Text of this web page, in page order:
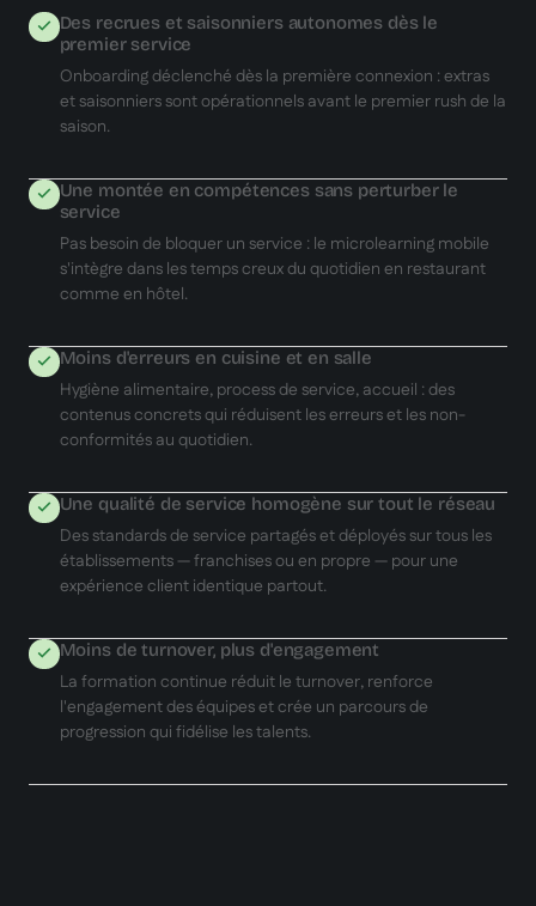
Des recrues et saisonniers autonomes dès le
premier service
Onboarding déclenché dès la première connexion : extras
et saisonniers sont opérationnels avant le premier rush de la
saison.
Une montée en compétences sans perturber le
service
Pas besoin de bloquer un service : le microlearning mobile
s'intègre dans les temps creux du quotidien en restaurant
comme en hôtel.
Moins d'erreurs en cuisine et en salle
Hygiène alimentaire, process de service, accueil : des
contenus concrets qui réduisent les erreurs et les non-
conformités au quotidien.
Une qualité de service homogène sur tout le réseau
Des standards de service partagés et déployés sur tous les
établissements — franchises ou en propre — pour une
expérience client identique partout.
Moins de turnover, plus d'engagement
La formation continue réduit le turnover, renforce
l'engagement des équipes et crée un parcours de
progression qui fidélise les talents.